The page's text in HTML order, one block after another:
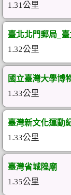
1.31公里
臺北北門郵局_
1.32公里
國立臺灣大學博
1.33公里
臺灣新文化運動
1.33公里
臺灣省城隍廟
1.35公里